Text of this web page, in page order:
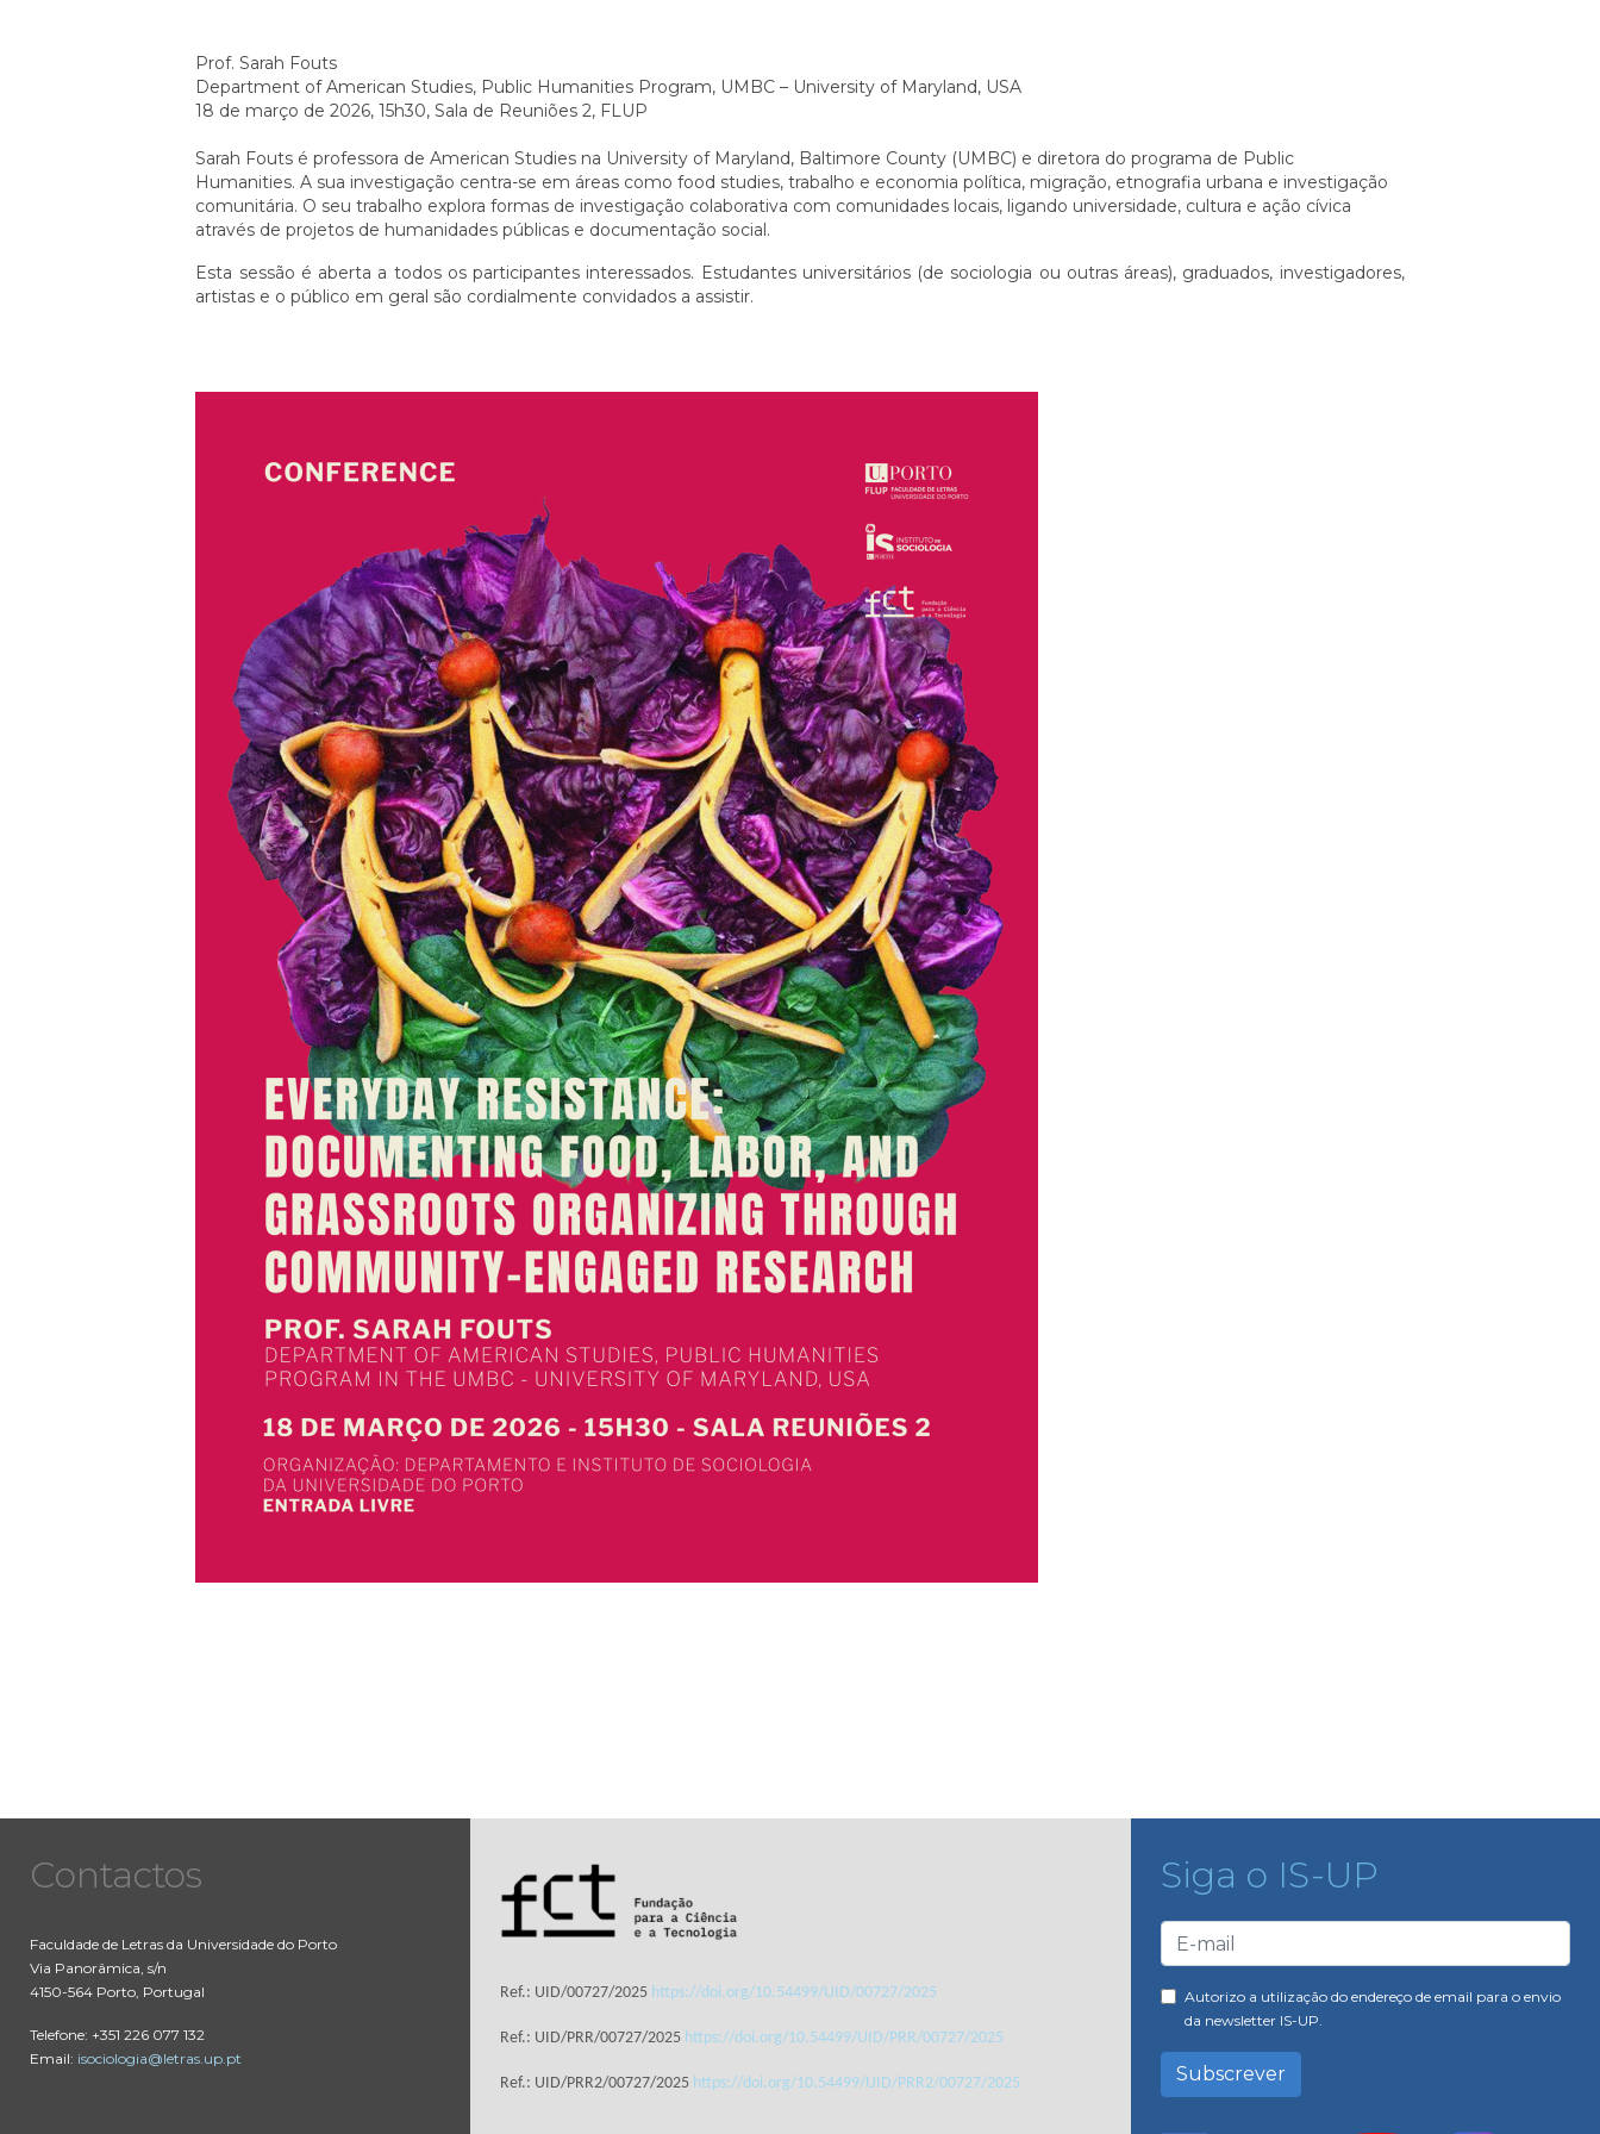
Prof. Sarah Fouts
Department of American Studies, Public Humanities Program, UMBC – University of Maryland, USA
18 de março de 2026, 15h30, Sala de Reuniões 2, FLUP
Sarah Fouts é professora de American Studies na University of Maryland, Baltimore County (UMBC) e diretora do programa de Public
Humanities.A sua investigação centra-se em áreas como food studies, trabalho e economia política, migração, etnografia urbana e investigação
comunitária. O seu trabalho explora formas de investigação colaborativa com comunidades locais, ligando universidade, cultura e ação cívica
através de projetos de humanidades públicas e documentação social.
Esta sessão é aberta a todos os participantes interessados. Estudantes universitários (de sociologia ou outras áreas), graduados, investigadores,
artistas e o público em geral são cordialmente convidados a assistir.
Contactos
Faculdade de Letras da Universidade do Porto
Via Panorâmica, s/n
4150-564 Porto, Portugal
Telefone: +351 226 077 132
Email: isociologia@letras.up.pt
Ref.: UID/00727/2025 https://doi.org/10.54499/UID/00727/2025
Ref.: UID/PRR/00727/2025 https://doi.org/10.54499/UID/PRR/00727/2025
Ref.: UID/PRR2/00727/2025 https://doi.org/10.54499/UID/PRR2/00727/2025
Siga o IS-UP
Autorizo a utilização do endereço de email para o envio
da newsletter IS-UP.